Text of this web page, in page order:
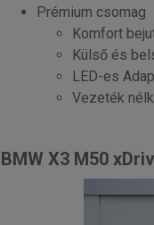
Prémium csomag
Komfort
Külső és
LED-es
Vezeték
BMW X3 M50